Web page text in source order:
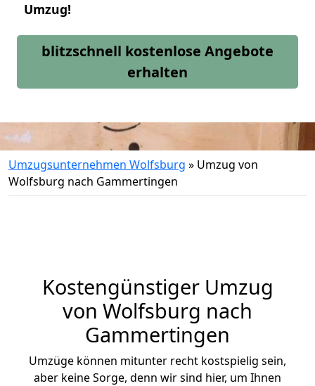
Umzug!
blitzschnell kostenlose Angebote
erhalten
Umzugsunternehmen Wolfsburg » Umzug von
Wolfsburg nach Gammertingen
Kostengünstiger Umzug
von Wolfsburg nach
Gammertingen
Umzüge können mitunter recht kostspielig sein,
aber keine Sorge, denn wir sind hier, um Ihnen